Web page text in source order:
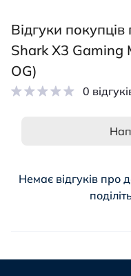
Відгуки
Shark X3 Gaming
OG)
0
Немає відгуків про